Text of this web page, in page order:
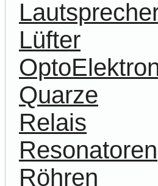
Lüfter
Quarze
Relais
Resonatoren
Röhren